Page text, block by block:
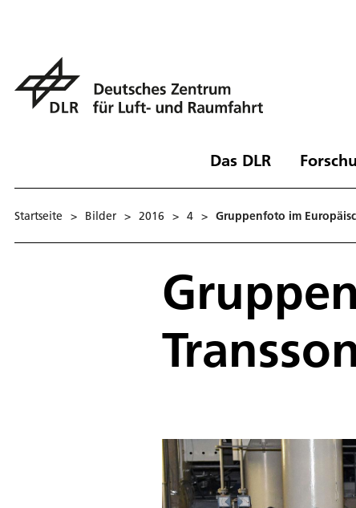
Das DLR
Startseite > Bilder > 2016 > 4 > Gruppenfoto im